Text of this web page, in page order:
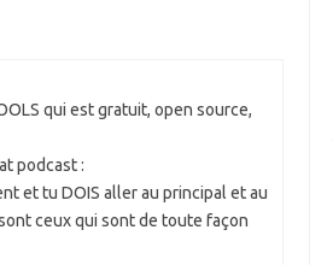
qui est gratuit, open source,
podcast :
et tu DOIS aller au principal et au
ceux qui sont de toute façon